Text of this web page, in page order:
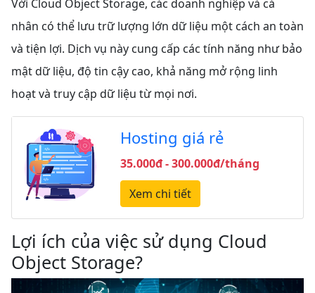
Với Cloud Object Storage, các doanh nghiệp và cá
nhân có thể lưu trữ lượng lớn dữ liệu một cách an toàn
và tiện lợi. Dịch vụ này cung cấp các tính năng như bảo
mật dữ liệu, độ tin cậy cao, khả năng mở rộng linh
hoạt và truy cập dữ liệu từ mọi nơi.
Hosting giá rẻ
35.000đ - 300.000đ/tháng
Xem chi tiết
Lợi ích của việc sử dụng Cloud
Object Storage?